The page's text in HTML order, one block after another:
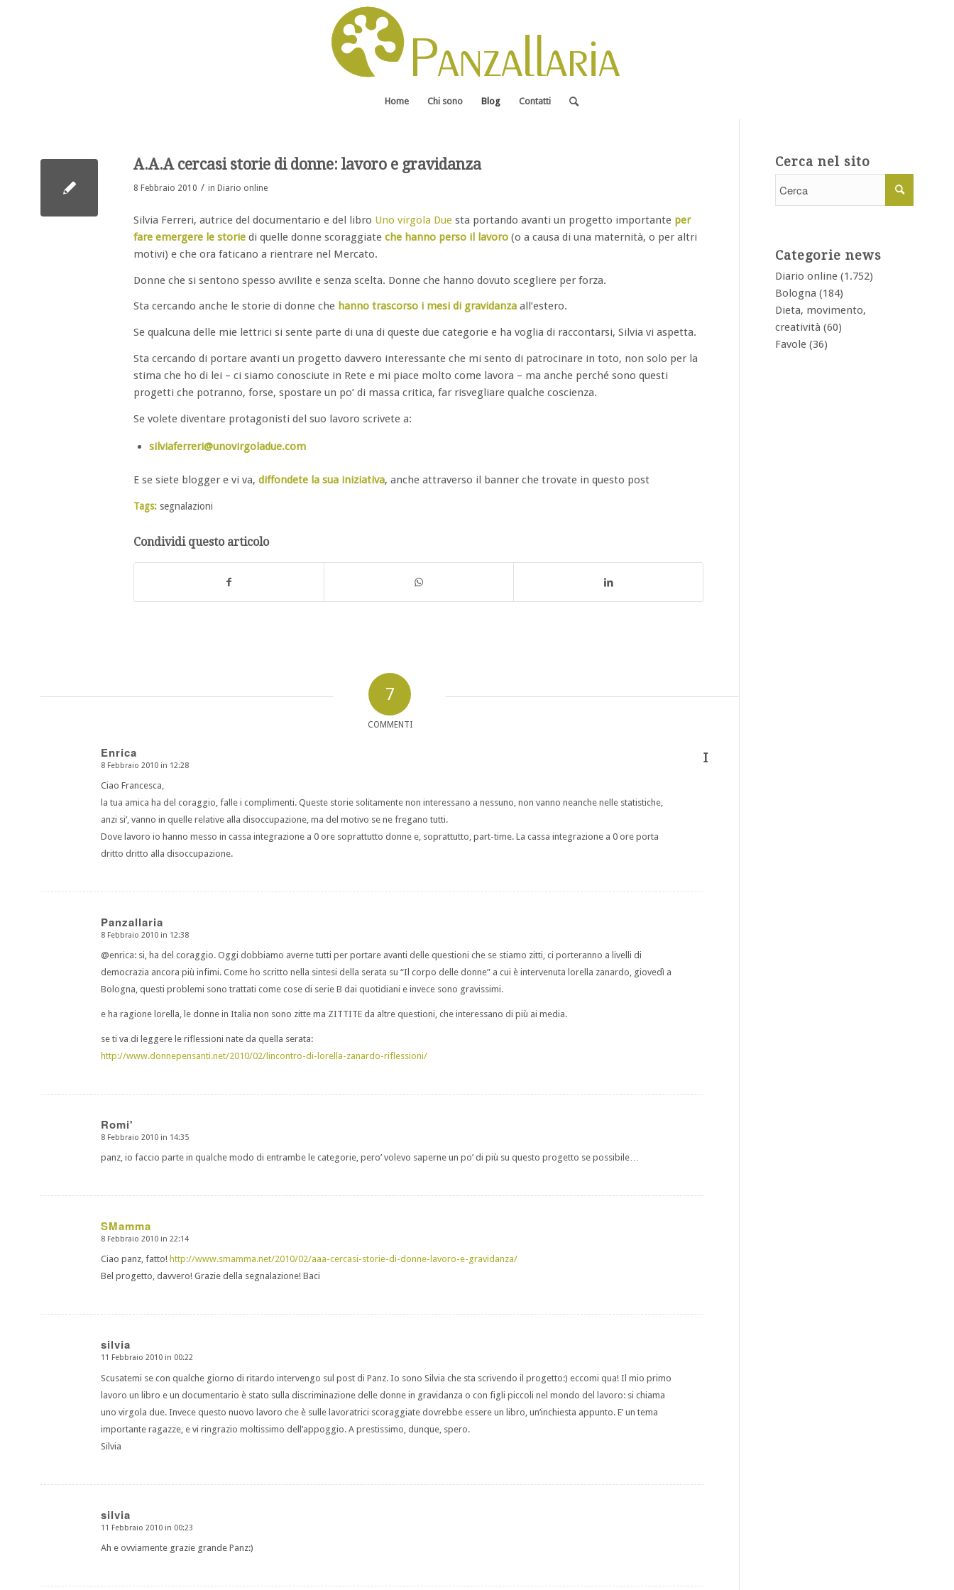
Home Chi sono Blog Contatti
A.A.A cercasi storie di donne: lavoro e gravidanza
8 Febbraio 2010 / in Diario online
Silvia Ferreri, autrice del documentario e del libro Uno virgola Due sta portando avanti un progetto importante per
fare emergere le storie di quelle donne scoraggiate che hanno perso il lavoro (o a causa di una maternità, o per altri
motivi) e che ora faticano a rientrare nel Mercato.
Donne che si sentono spesso avvilite e senza scelta. Donne che hanno dovuto scegliere per forza.
Sta cercando anche le storie di donne che hanno trascorso i mesi di gravidanza all’estero.
Se qualcuna delle mie lettrici si sente parte di una di queste due categorie e ha voglia di raccontarsi, Silvia vi aspetta.
Sta cercando di portare avanti un progetto davvero interessante che mi sento di patrocinare in toto, non solo per la
stima che ho di lei – ci siamo conosciute in Rete e mi piace molto come lavora – ma anche perché sono questi
progetti che potranno, forse, spostare un po’ di massa critica, far risvegliare qualche coscienza.
Se volete diventare protagonisti del suo lavoro scrivete a:
silviaferreri@unovirgoladue.com
E se siete blogger e vi va, diffondete la sua iniziativa, anche attraverso il banner che trovate in questo post
Tags: segnalazioni
Condividi questo articolo
7
COMMENTI
Enrica
dice:
8 Febbraio 2010 in 12:28
Ciao Francesca,
la tua amica ha del coraggio, falle i complimenti. Queste storie solitamente non interessano a nessuno, non vanno neanche nelle statistiche,
anzi si’, vanno in quelle relative alla disoccupazione, ma del motivo se ne fregano tutti.
Dove lavoro io hanno messo in cassa integrazione a 0 ore soprattutto donne e, soprattutto, part-time. La cassa integrazione a 0 ore porta
dritto dritto alla disoccupazione.
Panzallaria
dice:
8 Febbraio 2010 in 12:38
@enrica: si, ha del coraggio. Oggi dobbiamo averne tutti per portare avanti delle questioni che se stiamo zitti, ci porteranno a livelli di
democrazia ancora più infimi. Come ho scritto nella sintesi della serata su “Il corpo delle donne” a cui è intervenuta lorella zanardo, giovedì a
Bologna, questi problemi sono trattati come cose di serie B dai quotidiani e invece sono gravissimi.
e ha ragione lorella, le donne in Italia non sono zitte ma ZITTITE da altre questioni, che interessano di più ai media.
se ti va di leggere le riflessioni nate da quella serata:
http://www.donnepensanti.net/2010/02/lincontro-di-lorella-zanardo-riflessioni/
Romi'
dice:
8 Febbraio 2010 in 14:35
panz, io faccio parte in qualche modo di entrambe le categorie, pero’ volevo saperne un po’ di più su questo progetto se possibile…
SMamma
dice:
8 Febbraio 2010 in 22:14
Ciao panz, fatto! http://www.smamma.net/2010/02/aaa-cercasi-storie-di-donne-lavoro-e-gravidanza/
Bel progetto, davvero! Grazie della segnalazione! Baci
silvia
dice:
11 Febbraio 2010 in 00:22
Scusatemi se con qualche giorno di ritardo intervengo sul post di Panz. Io sono Silvia che sta scrivendo il progetto:) eccomi qua! Il mio primo
lavoro un libro e un documentario è stato sulla discriminazione delle donne in gravidanza o con figli piccoli nel mondo del lavoro: si chiama
uno virgola due. Invece questo nuovo lavoro che è sulle lavoratrici scoraggiate dovrebbe essere un libro, un’inchiesta appunto. E’ un tema
importante ragazze, e vi ringrazio moltissimo dell’appoggio. A prestissimo, dunque, spero.
Silvia
silvia
dice:
11 Febbraio 2010 in 00:23
Ah e ovviamente grazie grande Panz:)
I
Cerca nel sito
Categorie news
Diario online (1.752)
Bologna (184)
Dieta, movimento,
creatività (60)
Favole (36)